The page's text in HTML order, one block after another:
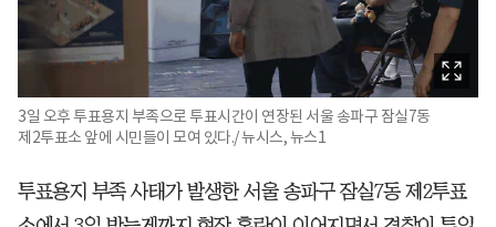
3일 오후 투표용지 부족으로 투표시간이 연장된 서울 송파구 잠실7동
제2투표소 앞에 시민들이 모여 있다./ 뉴시스, 뉴스1
투표용지 부족 사태가 발생한 서울 송파구 잠실7동 제2투표